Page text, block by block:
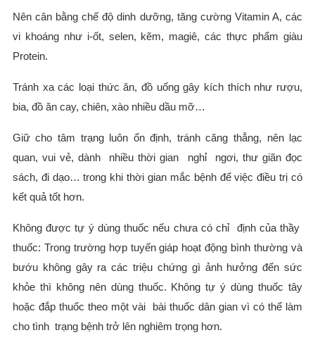
Nên cân bằng chế độ dinh dưỡng, tăng cường Vitamin A, các
vi khoáng như i-ốt, selen, kẽm, magiê, các thực phẩm giàu
Protein.
Tránh xa các loại thức ăn, đồ uống gây kích thích như rượu,
bia, đồ ăn cay, chiên, xào nhiều dầu mỡ…
Giữ cho tâm trạng luôn ổn định, tránh căng thẳng, nên lạc
quan, vui vẻ, dành nhiều thời gian nghỉ ngơi, thư giãn đọc
sách, đi dạo… trong khi thời gian mắc bệnh để việc điều trị có
kết quả tốt hơn.
Không được tự ý dùng thuốc nếu chưa có chỉ định của thầy
thuốc: Trong trường hợp tuyến giáp hoạt động bình thường và
bướu không gây ra các triệu chứng gì ảnh hưởng đến sức
khỏe thì không nên dùng thuốc. Không tự ý dùng thuốc tây
hoặc đắp thuốc theo một vài bài thuốc dân gian vì có thể làm
cho tình trạng bệnh trở lên nghiêm trọng hơn.